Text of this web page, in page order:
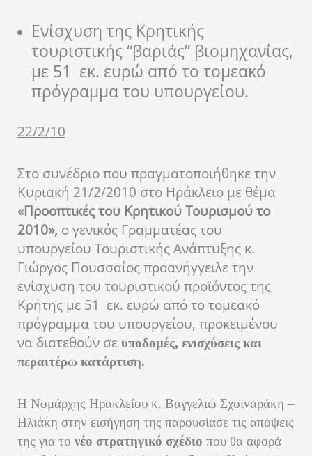
Ενίσχυση της Κρητικής
τουριστικής “βαριάς” βιομηχανίας,
με 51 εκ. ευρώ από το τομεακό
πρόγραμμα του υπουργείου.
22/2/10
Στο συνέδριο που πραγματοποιήθηκε την
Κυριακή 21/2/2010 στο Ηράκλειο με θέμα
«Προοπτικές του Κρητικού Τουρισμού το
2010», ο γενικός Γραμματέας του
υπουργείου Τουριστικής Ανάπτυξης κ.
Γιώργος Πουσσαίος προανήγγειλε την
ενίσχυση του τουριστικού προϊόντος της
Κρήτης με 51 εκ. ευρώ από το τομεακό
πρόγραμμα του υπουργείου, προκειμένου
να διατεθούν σε υποδομές, ενισχύσεις και
περαιτέρω κατάρτιση.
Η Νομάρχης Ηρακλείου κ. Βαγγελιώ Σχοιναράκη –
Ηλιάκη στην εισήγηση της παρουσίασε τις απόψεις
της για το νέο στρατηγικό σχέδιο που θα αφορά